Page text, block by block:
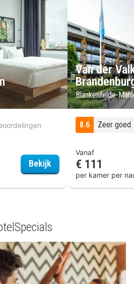
Bekijk Urban Loft Berlin
Van der
Blankenfelde-
8.6 Zeer goed
Vanaf
€ 111
per kamer per